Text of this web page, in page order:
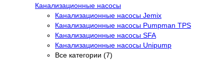
Канализационные насосы
Канализационные насосы Jemix
Канализационные насосы Pumpman TPS
Канализационные насосы SFA
Канализационные насосы Unipump
Все категории (7)